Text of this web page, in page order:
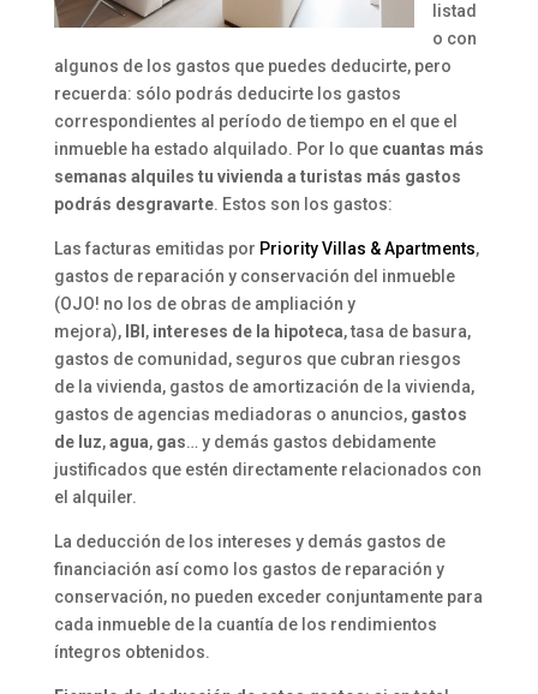
listad
o con
algunos de los gastos que puedes deducirte, pero
recuerda: sólo podrás deducirte los gastos
correspondientes al período de tiempo en el que el
inmueble ha estado alquilado. Por lo que cuantas más
semanas alquiles tu vivienda a turistas más gastos
podrás desgravarte. Estos son los gastos:
Las facturas emitidas por Priority Villas & Apartments,
gastos de reparación y conservación del inmueble
(OJO! no los de obras de ampliación y
mejora),
IBI ,intereses de la hipoteca, tasa de basura,
gastos de comunidad, seguros que cubran riesgos
de la vivienda, gastos de amortización de la vivienda,
gastos de agencias mediadoras o anuncios, gastos
de luz,agua, gas… y demás gastos debidamente
justificados que estén directamente relacionados con
el alquiler.
La deducción de los intereses y demás gastos de
financiación así como los gastos de reparación y
conservación, no pueden exceder conjuntamente para
cada inmueble de la cuantía de los rendimientos
íntegros obtenidos.